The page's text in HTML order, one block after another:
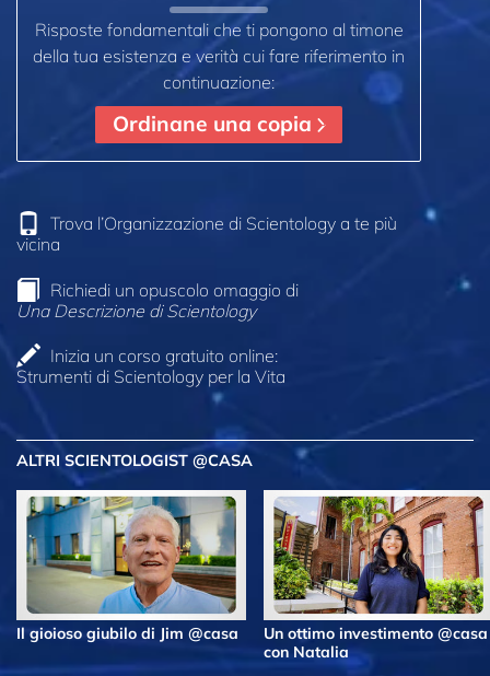
Risposte fondamentali che ti pongono al timone
della tua esistenza e verità cui fare riferimento in
continuazione:
Ordinane una copia
Trova l’Organizzazione di Scientology a te più
vicina
Richiedi un opuscolo omaggio di
Una Descrizione di Scientology
Inizia un corso gratuito online:
Strumenti di Scientology per la Vita
ALTRI SCIENTOLOGIST @CASA
Il gioioso giubilo di Jim @casa
Un ottimo investimento @casa
con Natalia